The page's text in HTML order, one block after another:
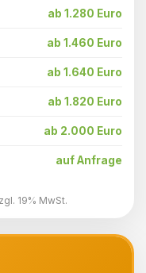
ab 1.280 Euro
ab 1.460 Euro
ab 1.640 Euro
ab 1.820 Euro
ab 2.000 Euro
auf Anfrage
19% MwSt.